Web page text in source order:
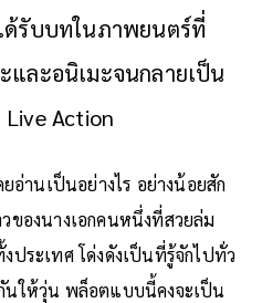
ด้รับบทในภาพยนตร์ที่
และอนิเมะจนกลายเป็น
Live Action
อ่านเป็นอย่างไร อย่างน้อยสัก
ของนางเอกคนหนึ่งที่สวยล่ม
ประเทศ โด่งดังเป็นที่รู้จักไปทั่ว
นให้วุ่น พล็อตแบบนี้คงจะเป็น